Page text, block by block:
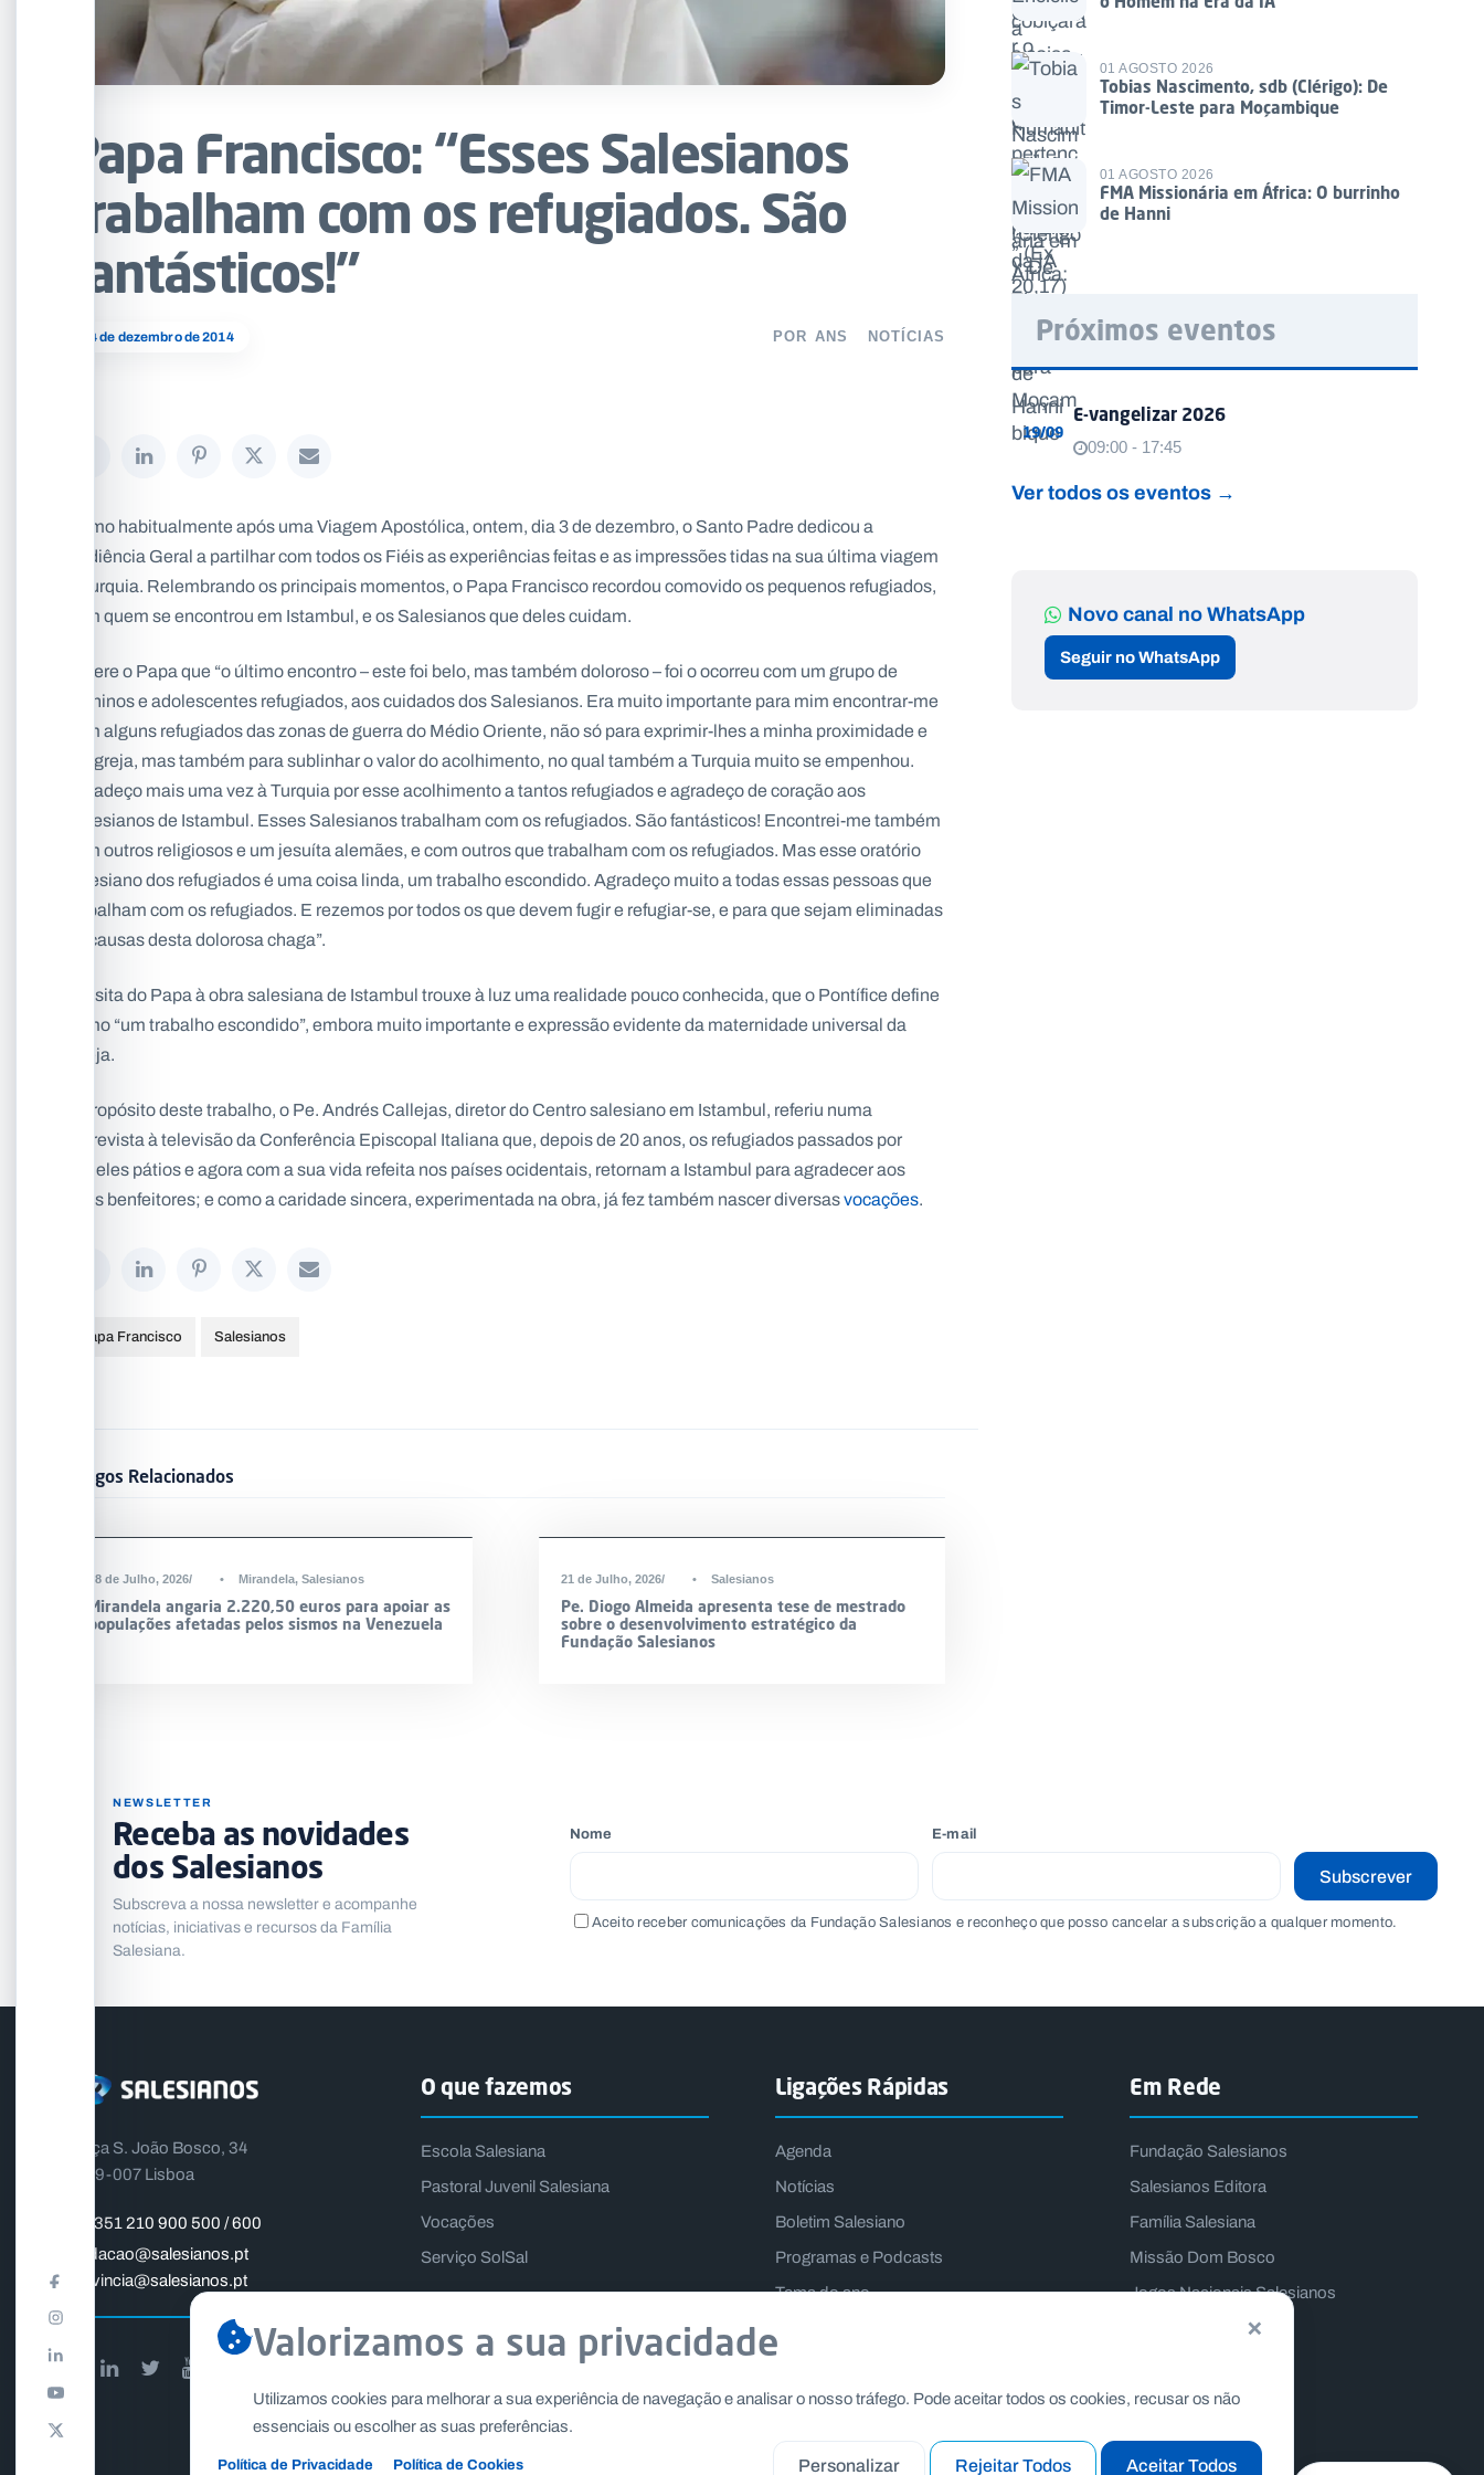
04 de dezembro de 2014
Papa Francisco: “Esses Salesianos
trabalham com os refugiados. São
fantásticos!”
POR ANS NOTÍCIAS
Como habitualmente após uma Viagem Apostólica, ontem, dia 3 de dezembro, o Santo Padre dedicou a
Audiência Geral a partilhar com todos os Fiéis as experiências feitas e as impressões tidas na sua última viagem
à Turquia. Relembrando os principais momentos, o Papa Francisco recordou comovido os pequenos refugiados,
com quem se encontrou em Istambul, e os Salesianos que deles cuidam.
Refere o Papa que “o último encontro – este foi belo, mas também doloroso – foi o ocorreu com um grupo de
meninos e adolescentes refugiados, aos cuidados dos Salesianos. Era muito importante para mim encontrar-me
com alguns refugiados das zonas de guerra do Médio Oriente, não só para exprimir-lhes a minha proximidade e
da Igreja, mas também para sublinhar o valor do acolhimento, no qual também a Turquia muito se empenhou.
Agradeço mais uma vez à Turquia por esse acolhimento a tantos refugiados e agradeço de coração aos
Salesianos de Istambul. Esses Salesianos trabalham com os refugiados. São fantásticos! Encontrei-me também
com outros religiosos e um jesuíta alemães, e com outros que trabalham com os refugiados. Mas esse oratório
salesiano dos refugiados é uma coisa linda, um trabalho escondido. Agradeço muito a todas essas pessoas que
trabalham com os refugiados. E rezemos por todos os que devem fugir e refugiar-se, e para que sejam eliminadas
as causas desta dolorosa chaga”.
A visita do Papa à obra salesiana de Istambul trouxe à luz uma realidade pouco conhecida, que o Pontífice define
como “um trabalho escondido”, embora muito importante e expressão evidente da maternidade universal da
Igreja.
A propósito deste trabalho, o Pe. Andrés Callejas, diretor do Centro salesiano em Istambul, referiu numa
entrevista à televisão da Conferência Episcopal Italiana que, depois de 20 anos, os refugiados passados por
aqueles pátios e agora com a sua vida refeita nos países ocidentais, retornam a Istambul para agradecer aos
seus benfeitores; e como a caridade sincera, experimentada na obra, já fez também nascer diversasvocações.
Papa Francisco Salesianos
Artigos Relacionados
DESTAQUE
28 de Julho, 2026 • Mirandela, Salesianos
Mirandela angaria 2.220,50 euros para apoiar as
populações afetadas pelos sismos na Venezuela
21 de Julho, 2026 • Salesianos
Pe. Diogo Almeida apresenta tese de mestrado
sobre o desenvolvimento estratégico da
Fundação Salesianos
01 AGOSTO 2026
Tobias Nascimento, sdb (Clérigo): De
Timor-Leste para Moçambique
01 AGOSTO 2026
FMA Missionária em África: O burrinho
de Hanni
Próximos eventos
19/09
E-vangelizar 2026
09:00 - 17:45
Ver todos os eventos →
Novo canal no WhatsApp
Seguir no WhatsApp
NEWSLETTER
Receba as novidades
dos Salesianos
Subscreva a nossa newsletter e acompanhe
notícias, iniciativas e recursos da Família
Salesiana.
Nome E-mail
Aceito receber comunicações da Fundação Salesianos e reconheço que posso cancelar a subscrição a qualquer momento.
Subscrever
Praça S. João Bosco, 34
1399-007 Lisboa
+351 210 900 500 / 600
fundacao@salesianos.pt
provincia@salesianos.pt
O que fazemos
Escola Salesiana
Pastoral Juvenil Salesiana
Vocações
Serviço SolSal
Ligações Rápidas
Agenda
Notícias
Boletim Salesiano
Programas e Podcasts
Tema do ano
Em Rede
Fundação Salesianos
Salesianos Editora
Família Salesiana
Missão Dom Bosco
Jogos Nacionais Salesianos
×
Valorizamos a sua privacidade
Utilizamos cookies para melhorar a sua experiência de navegação e analisar o nosso tráfego. Pode aceitar todos os cookies, recusar os não
essenciais ou escolher as suas preferências.
Política de Privacidade Política de Cookies Personalizar Rejeitar Todos Aceitar Todos